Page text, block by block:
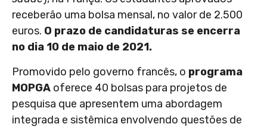
receberão uma bolsa mensal, no valor de 2.500
euros. O prazo de candidaturas se encerra
no dia 10 de maio de 2021.
Promovido pelo governo francês, o programa
MOPGA oferece 40 bolsas para projetos de
pesquisa que apresentem uma abordagem
integrada e sistêmica envolvendo questões de